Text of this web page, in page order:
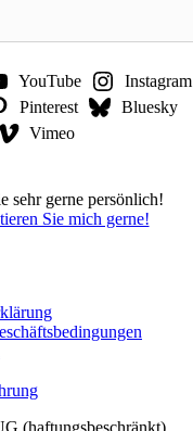
YouTube
Instagram
Pinterest
Bluesky
Vimeo
sehr gerne persönlich!
Sie mich gerne!